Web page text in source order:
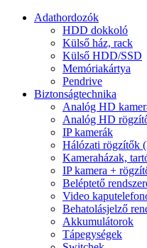
Adathordozók
HDD dokkoló
Külső ház, rack
Külső HDD/SSD
Memóriakártya
Pendrive
Biztonságtechnika
Analóg HD
Analóg HD
IP kamerák
Hálózati rögzítők
Kameraházak,
IP kamera +
Beléptető
Video
Behatolásjelző
Akkumulátorok
Tápegységek